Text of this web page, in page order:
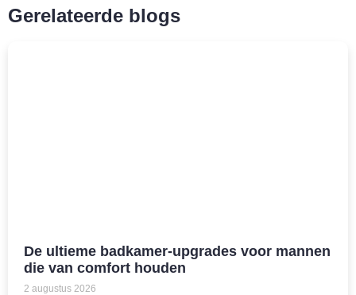
Gerelateerde blogs
De ultieme badkamer-upgrades voor mannen
die van comfort houden
2 augustus 2026